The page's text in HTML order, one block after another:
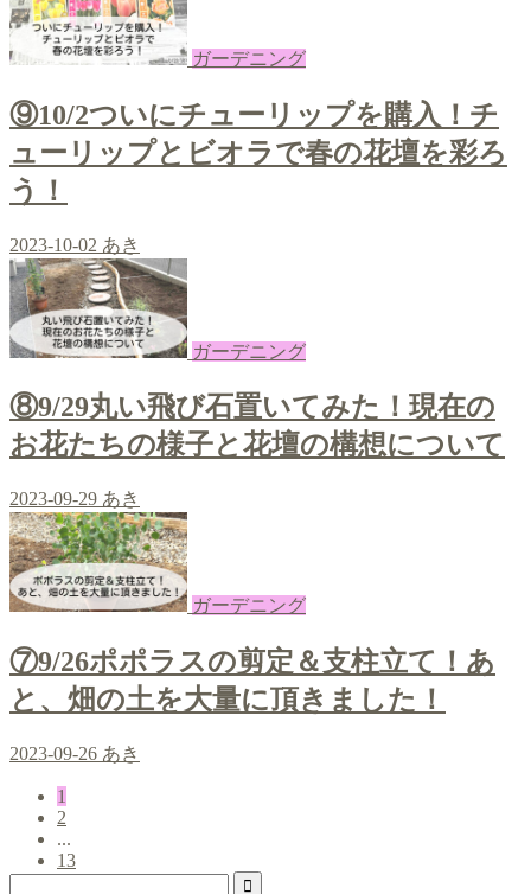
ガーデニング
⑨10/2ついにチューリップを購入！チ
ューリップとビオラで春の花壇を彩ろ
う！
2023-10-02 あき
ガーデニング
⑧9/29丸い飛び石置いてみた！現在の
お花たちの様子と花壇の構想について
2023-09-29 あき
ガーデニング
⑦9/26ポポラスの剪定＆支柱立て！あ
と、畑の土を大量に頂きました！
2023-09-26 あき
1
2
...
13